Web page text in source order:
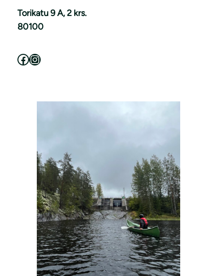
Torikatu 9 A, 2 krs.
80100
Facebook Instagram